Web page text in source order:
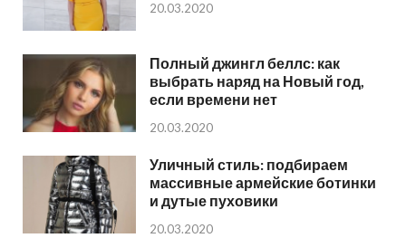
20.03.2020
Полный джингл беллс: как
выбрать наряд на Новый год,
если времени нет
20.03.2020
Уличный стиль: подбираем
массивные армейские ботинки
и дутые пуховики
20.03.2020